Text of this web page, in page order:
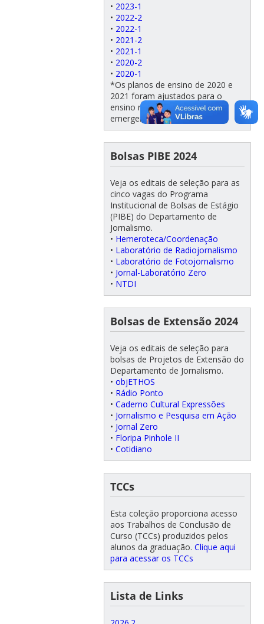
• 2023-1
• 2022-2
• 2022-1
• 2021-2
• 2021-1
• 2020-2
• 2020-1
*Os planos de ensino de 2020 e
2021 foram ajustados para o
ensino remoto remoto
emergencial.
Bolsas PIBE 2024
Veja os editais de seleção para as
cinco vagas do Programa
Institucional de Bolsas de Estágio
(PIBE) do Departamento de
Jornalismo.
• Hemeroteca/Coordenação
• Laboratório de Radiojornalismo
• Laboratório de Fotojornalismo
• Jornal-Laboratório Zero
• NTDI
Bolsas de Extensão 2024
Veja os editais de seleção para
bolsas de Projetos de Extensão do
Departamento de Jornalismo.
• objETHOS
• Rádio Ponto
• Caderno Cultural Expressões
• Jornalismo e Pesquisa em Ação
• Jornal Zero
• Floripa Pinhole II
• Cotidiano
TCCs
Esta coleção proporciona acesso
aos Trabalhos de Conclusão de
Curso (TCCs) produzidos pelos
alunos da graduação. Clique aqui
para acessar os TCCs
Lista de Links